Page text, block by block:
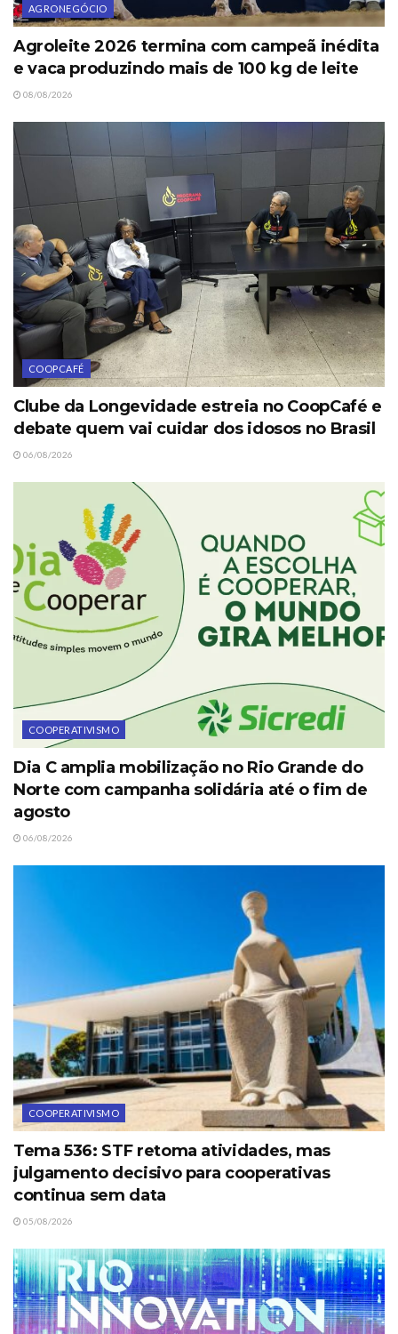
AGRONEGÓCIO
Agroleite 2026 termina com campeã inédita
e vaca produzindo mais de 100 kg de leite
08/08/2026
COOPCAFÉ
Clube da Longevidade estreia no CoopCafé e
debate quem vai cuidar dos idosos no Brasil
06/08/2026
COOPERATIVISMO
Dia C amplia mobilização no Rio Grande do
Norte com campanha solidária até o fim de
agosto
06/08/2026
COOPERATIVISMO
Tema 536: STF retoma atividades, mas
julgamento decisivo para cooperativas
continua sem data
05/08/2026